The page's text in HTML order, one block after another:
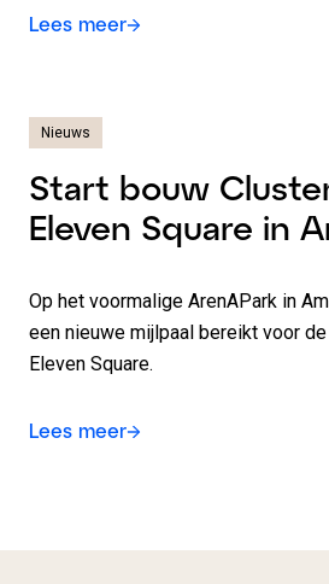
Lees meer
Nieuws
Start bouw
Eleven Square in
Op het voormalige ArenAPark in
een nieuwe mijlpaal bereikt voor
Eleven Square.
Lees meer